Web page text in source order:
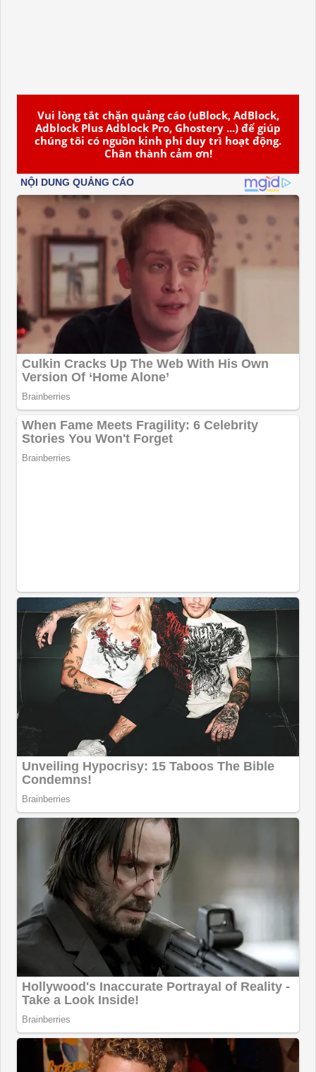
Vui lòng tắt chặn quảng cáo (uBlock, AdBlock,
Adblock Plus Adblock Pro, Ghostery ...) để giúp
chúng tôi có nguồn kinh phí duy trì hoạt động.
Chân thành cảm ơn!